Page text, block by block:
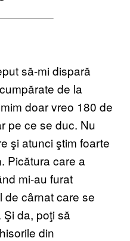
să-mi dispară
de la
doar vreo 180 de
pe ce se duc. Nu
şi atunci ştim foarte
Picătura care a
mi-au furat
de cârnat care se
da, poţi să
din